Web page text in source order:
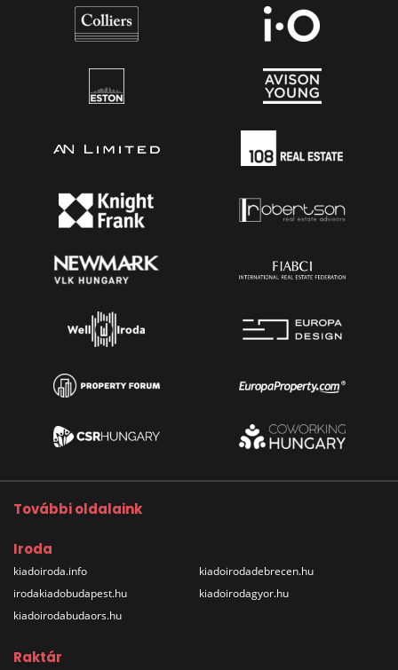
További oldalaink
Iroda
kiadoiroda.info
irodakiadobudapest.hu
kiadoirodabudaors.hu
kiadoirodadebrecen.hu
kiadoirodagyor.hu
Raktár